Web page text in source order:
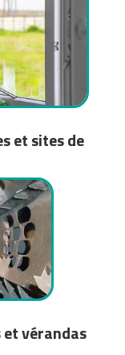
et sites de
vérandas